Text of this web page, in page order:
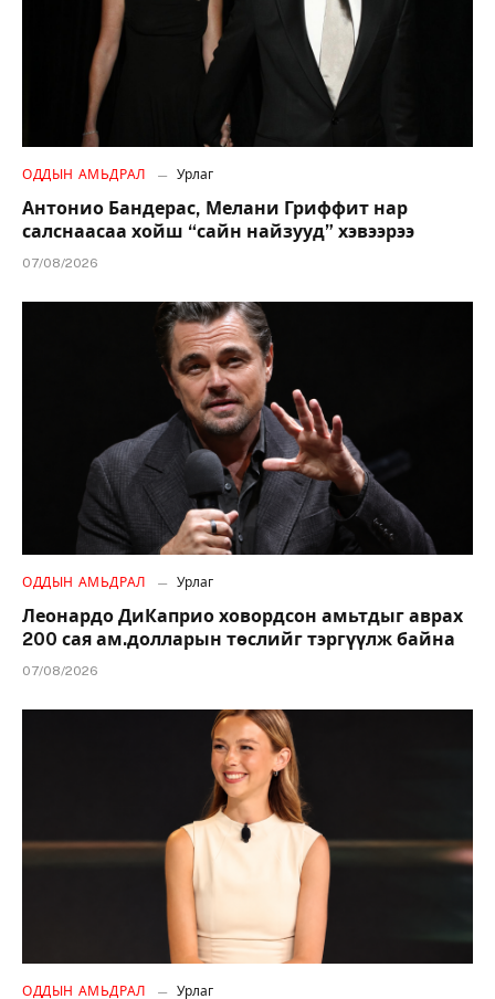
ОДДЫН АМЬДРАЛ Урлаг
Антонио Бандерас, Мелани Гриффит нар
салснаасаа хойш “сайн найзууд” хэвээрээ
07/08/2026
ОДДЫН АМЬДРАЛ Урлаг
Леонардо ДиКаприо ховордсон амьтдыг аврах
200 сая ам.долларын төслийг тэргүүлж байна
07/08/2026
ОДДЫН АМЬДРАЛ Урлаг